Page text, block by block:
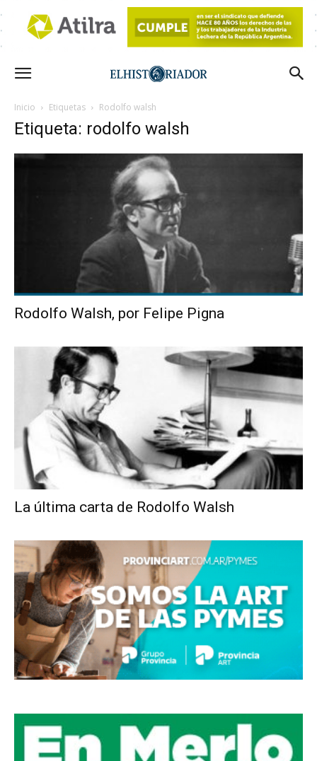
Inicio Etiquetas Rodolfo walsh
Etiqueta: rodolfo walsh
Rodolfo Walsh, por Felipe Pigna
La última carta de Rodolfo Walsh